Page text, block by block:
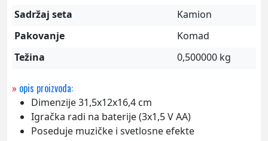
Sadržaj seta
Kamion
Pakovanje
Komad
Težina
0,500000 kg
» opis proizvoda:
Dimenzije 31,5x12x16,4 cm
Igračka radi na baterije (3x1,5 V AA)
Poseduje muzičke i svetlosne efekte